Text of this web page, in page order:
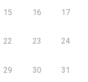
15 16 17
22 23 24
29 30 31